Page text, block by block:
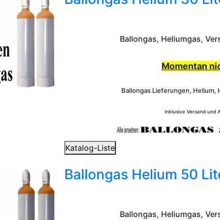
Ballongas, Heliumgas,
Momentan
Ballongas Lieferungen, Helium,
Inklusive Versand und
Katalog-Liste
Ballongas Helium 50
Ballongas, Heliumgas,